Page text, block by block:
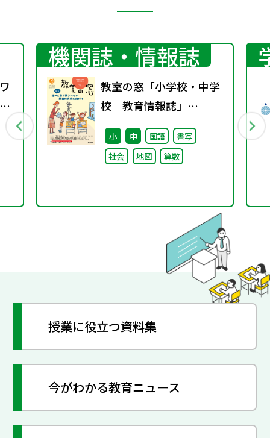
機関誌・情報誌
教室の窓「小学校・中学
校 教育情報誌」
vol.74 2025年1月発行
小 中 国語
書写
社会
地図 算数
授業に役立つ資料集
今がわかる教育ニュース